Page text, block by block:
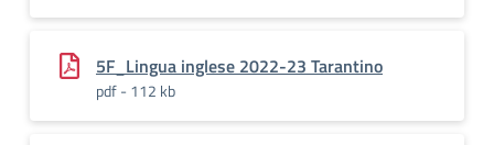
5F_Lingua inglese 2022-23 Tarantino
pdf - 112 kb